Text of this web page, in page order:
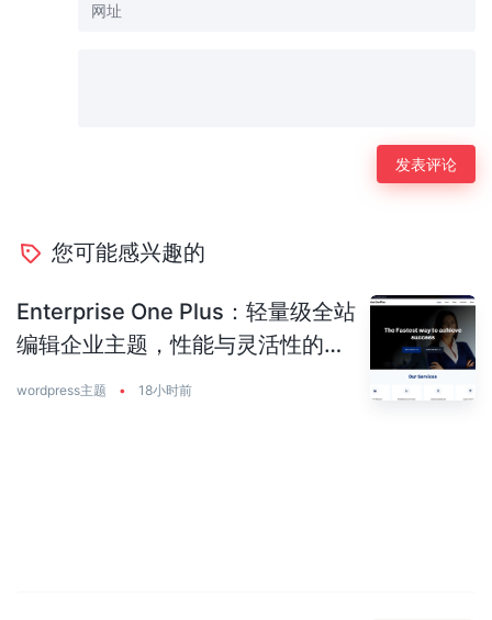
您可能感兴趣的
Enterprise One Plus：轻量级全站
编辑企业主题，性能与灵活性的完
wordpress主题 • 18小时前